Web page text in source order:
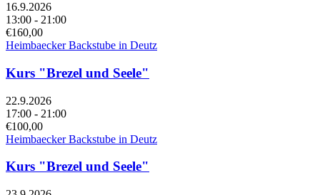
16.9.2026
13:00 - 21:00
€160,00
Heimbaecker Backstube in Deutz
Kurs "Brezel und Seele"
22.9.2026
17:00 - 21:00
€100,00
Heimbaecker Backstube in Deutz
Kurs "Brezel und Seele"